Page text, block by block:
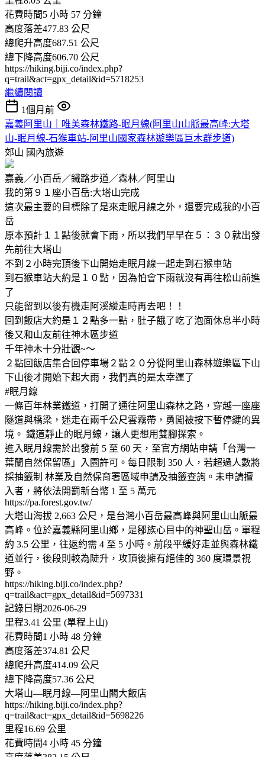
花費時間5 小時 57 分鐘
高度落差477.83 公尺
總爬升高度687.51 公尺
總下降高度606.70 公尺
https://hiking.biji.co/index.php?
q=trail&act=gpx_detail&id=5718253
繼續閱讀
1個月前
嘉義阿里山｜唯美森林鐵路-眠月線(阿里山山脈最高峰:大塔
山-眠月線-石猴車站-阿里山國家森林遊樂區巨木群步道)
郊山 國內旅遊
嘉義／小百岳／鐵路步道／森林／阿里山
我的第９１座小百岳:大塔山完成
這次最主要的目標除了是來走眠月線之外，還要完成我的小百
岳
原本預計１１點後就會下雨，所以我們早早在５：３０就出發
先前往大塔山
不到２小時完頂後下山開始走眠月線一起走到石猴車站
到石猴車站大約是１０點，因為怕會下雨就沒有再往松山前進
了
只能留到以後有機走阿溪縱走時再去吧！！
回到飯店大約是１２點多一點，肚子餓了吃了泡面休息半小時
後又和山友前往神木區步道
千年神木十分壯觀~～
２點回飯店集合回停車場２點２０分從阿里山森林遊樂區下山
下山後才開始下起大雨，我們真的是太幸運了
#眠月線
一條百年林業鐵道，打開了通往阿里山森林之路，穿越一座座
隧道與橋梁，迷走在兩千公尺雲霧帶，勇闖被按下暫停鍵的異
境。 鐵道靜止的眠月線，讓人更想用雙腳探索。
進入眠月線需於出發前 5 至 60 天，至官方網站申請「台灣一
葉蘭自然保留區」入園許可。每日限制 350 人，若超過人數將
採抽籤制 林業及自然保育署區域申請及抽籤查詢。未申請擅
入者，將依法開罰新台幣 1 至 5 萬元
https://pa.forest.gov.tw/
大塔山海拔 2,663 公尺，是台灣小百岳最高峰與阿里山山脈最
高峰。位於嘉義縣阿里山鄉，是鄒族心目中的神聖山岳。單程
約 3.5 公里，往返約需 4 至 5 小時。前段平緩好走並與森林鐵
道並行，後段則較為陡升，攻頂後擁有絕佳的 360 度環景視
野。
https://hiking.biji.co/index.php?
q=trail&act=gpx_detail&id=5697331
記錄日期2026-06-29
里程3.41 公里 (單程上山)
花費時間1 小時 48 分鐘
高度落差374.81 公尺
總爬升高度414.09 公尺
總下降高度57.36 公尺
大塔山—眠月線—阿里山閣大飯店
https://hiking.biji.co/index.php?
q=trail&act=gpx_detail&id=5698226
里程16.69 公里
花費時間4 小時 45 分鐘